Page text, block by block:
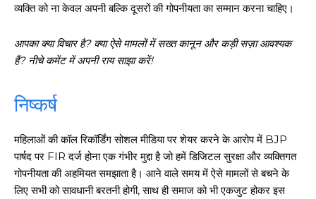
व्यक्ति को ना केवल अपनी बल्कि दूसरों की गोपनीयता का सम्मान करना चाहिए।
आपका क्या विचार है? क्या ऐसे मामलों में सख्त कानून और कड़ी सज़ा आवश्यक
हैं? नीचे कमेंट में अपनी राय साझा करें!
निष्कर्ष
महिलाओं की कॉल रिकॉर्डिंग सोशल मीडिया पर शेयर करने के आरोप में BJP
पार्षद पर FIR दर्ज होना एक गंभीर मुद्दा है जो हमें डिजिटल सुरक्षा और व्यक्तिगत
गोपनीयता की अहमियत समझाता है। आने वाले समय में ऐसे मामलों से बचने के
लिए सभी को सावधानी बरतनी होगी, साथ ही समाज को भी एकजुट होकर इस